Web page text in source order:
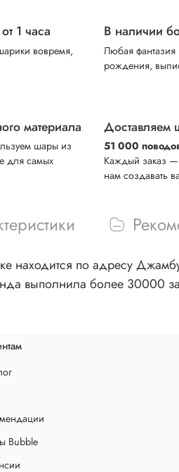
от 1 часа
вовремя,
В наличии
Любая
рождения,
материала
шары из
для самых
Доставляем
51 000
Каждый заказ —
нам создавать
находится по адресу
выполнила более 30000
Bubble